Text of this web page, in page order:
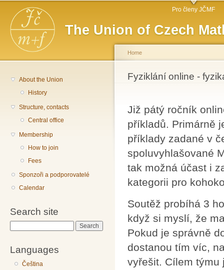
The Union of Czech
Main menu Pro členy JČMF
About the Union
History
Structure, contacts
Central office
Membership
How to join
Fees
Sponzoři a podporovatelé
Calendar
Search site
Languages
Čeština
You are here
Home
Fyziklání online -
Již pátý ročník
příkladů. Primárně
příklady zadané v
spoluvyhlašované
tak možná účast i
kategorii pro
Soutěž probíhá 3
když si myslí, že
Pokud je správně
dostanou tím víc,
vyřešit. Cílem týmu